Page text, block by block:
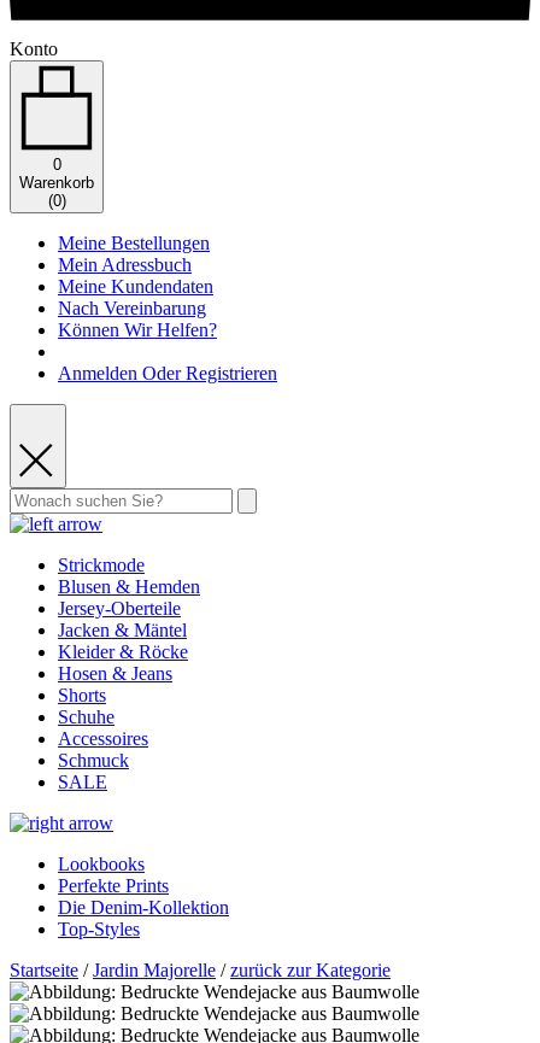
Konto
0
Warenkorb
(0)
Meine Bestellungen
Mein Adressbuch
Meine Kundendaten
Nach Vereinbarung
Können Wir Helfen?
Anmelden Oder Registrieren
Strickmode
Blusen & Hemden
Jersey-Oberteile
Jacken & Mäntel
Kleider & Röcke
Hosen & Jeans
Shorts
Schuhe
Accessoires
Schmuck
SALE
Lookbooks
Perfekte Prints
Die Denim-Kollektion
Top-Styles
Startseite /Jardin Majorelle /zurück zur Kategorie